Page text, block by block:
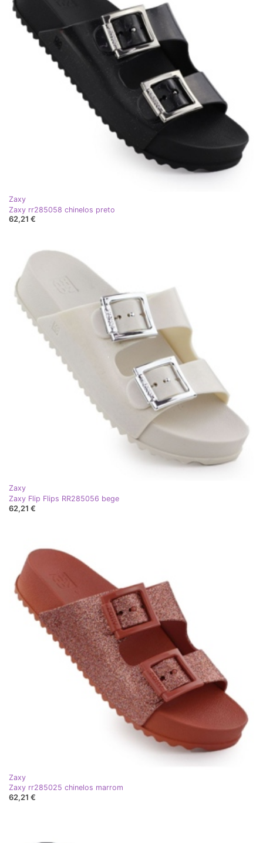
Zaxy
Zaxy rr285058 chinelos preto
62,21 €
Zaxy
Zaxy Flip Flips RR285056 bege
62,21 €
Zaxy
Zaxy rr285025 chinelos marrom
62,21 €